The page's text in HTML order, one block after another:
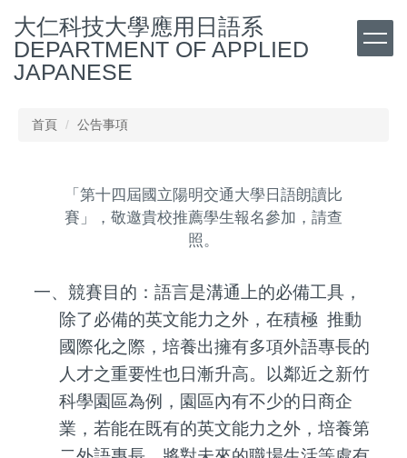
到
要
大仁科技大學應用日語系
DEPARTMENT OF APPLIED
JAPANESE
首頁 公告事項
「第十四屆國立陽明交通大學日語朗讀比
賽」，敬邀貴校推薦學生報名參加，請查
照。
一、競賽目的：語言是溝通上的必備工具，
除了必備的英文能力之外，在積極 推動
國際化之際，培養出擁有多項外語專長的
人才之重要性也日漸升高。以鄰近之新竹
科學園區為例，園區內有不少的日商企
業，若能在既有的英文能力之外，培養第